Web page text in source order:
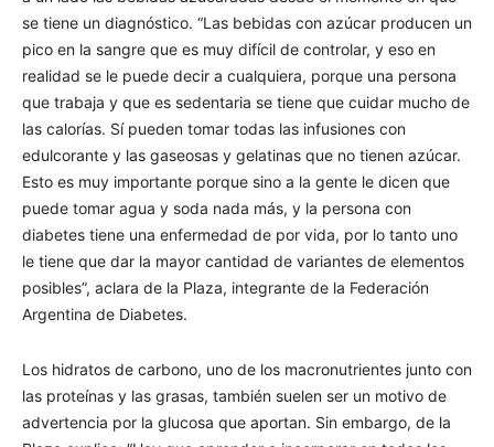
se tiene un diagnóstico. “Las bebidas con azúcar producen un
pico en la sangre que es muy difícil de controlar, y eso en
realidad se le puede decir a cualquiera, porque una persona
que trabaja y que es sedentaria se tiene que cuidar mucho de
las calorías. Sí pueden tomar todas las infusiones con
edulcorante y las gaseosas y gelatinas que no tienen azúcar.
Esto es muy importante porque sino a la gente le dicen que
puede tomar agua y soda nada más, y la persona con
diabetes tiene una enfermedad de por vida, por lo tanto uno
le tiene que dar la mayor cantidad de variantes de elementos
posibles”, aclara de la Plaza, integrante de la Federación
Argentina de Diabetes.
Los hidratos de carbono, uno de los macronutrientes junto con
las proteínas y las grasas, también suelen ser un motivo de
advertencia por la glucosa que aportan. Sin embargo, de la